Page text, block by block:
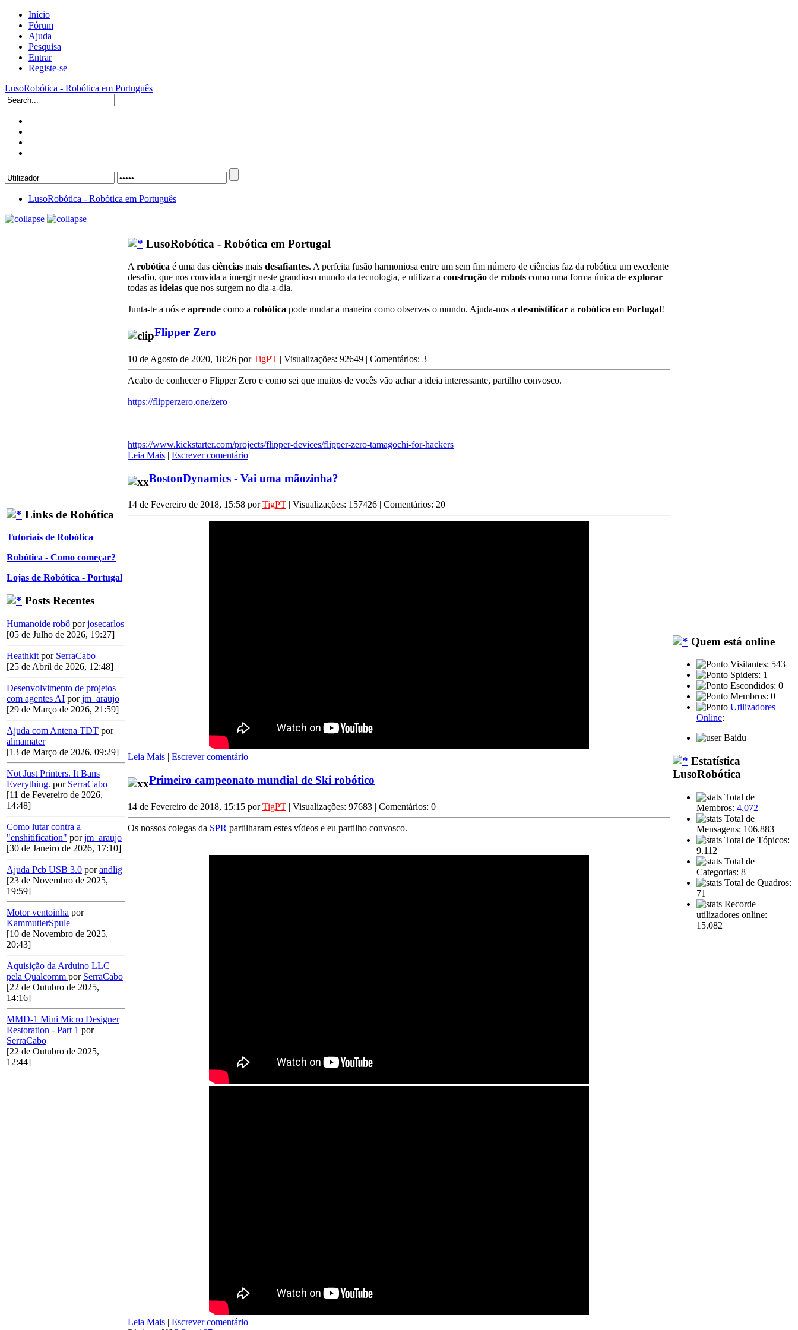
Início
Fórum
Ajuda
Pesquisa
Entrar
Registe-se
LusoRobótica - Robótica em Português
LusoRobótica - Robótica em Português
Links de Robótica
Tutoriais de Robótica
Robótica - Como começar?
Lojas de Robótica - Portugal
Posts Recentes
Humanoide robô porjosecarlos
[05 de Julho de 2026, 19:27]
Heathkit por SerraCabo
[25 de Abril de 2026, 12:48]
Desenvolvimento de projetos
com agentes AI porjm_araujo
[29 de Março de 2026, 21:59]
Ajuda com Antena TDT por
almamater
[13 de Março de 2026, 09:29]
Not Just Printers. It Bans
Everything. por SerraCabo
[11 de Fevereiro de 2026,
14:48]
Como lutar contra a
"enshitification" porjm_araujo
[30 de Janeiro de 2026, 17:10]
Ajuda Pcb USB 3.0 porandlig
[23 de Novembro de 2025,
19:59]
Motor ventoinha por
KammutierSpule
[10 de Novembro de 2025,
20:43]
Aquisição da Arduino LLC
pela Qualcomm por SerraCabo
[22 de Outubro de 2025,
14:16]
MMD-1 Mini Micro Designer
Restoration - Part 1 por
SerraCabo
[22 de Outubro de 2025,
12:44]
LusoRobótica - Robótica em Portugal
Arobótica é uma das ciências mais desafiantes. A perfeita fusão harmoniosa entre um sem fim número de ciências faz da robótica um excelente
desafio, que nos convida a imergir neste grandioso mundo da tecnologia, e utilizar a construção de robots como uma forma única de explorar
todas as ideias que nos surgem no dia-a-dia.
Junta-te a nós e aprende como a robótica pode mudar a maneira como observas o mundo. Ajuda-nos a desmistificar a robótica em Portugal!
Flipper Zero
10 de Agosto de 2020, 18:26 porTigPT | Visualizações: 92649 | Comentários: 3
Acabo de conhecer o Flipper Zero e como sei que muitos de vocês vão achar a ideia interessante, partilho convosco.
https://flipperzero.one/zero
https://www.kickstarter.com/projects/flipper-devices/flipper-zero-tamagochi-for-hackers
Leia Mais | Escrever comentário
BostonDynamics - Vai uma mãozinha?
14 de Fevereiro de 2018, 15:58 porTigPT | Visualizações: 157426 | Comentários: 20
Leia Mais | Escrever comentário
Primeiro campeonato mundial de Ski robótico
14 de Fevereiro de 2018, 15:15 porTigPT | Visualizações: 97683 | Comentários: 0
Os nossos colegas da SPR partilharam estes vídeos e eu partilho convosco.
Leia Mais | Escrever comentário
Quem está online
Visitantes: 543
Spiders: 1
Escondidos: 0
Membros: 0
Utilizadores
Online:
Baidu
Estatística
LusoRobótica
Total de
Membros: 4.072
Total de
Mensagens: 106.883
Total de Tópicos:
9.112
Total de
Categorias: 8
Total de Quadros:
71
Recorde
utilizadores online:
15.082